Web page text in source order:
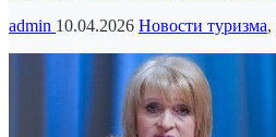
admin 10.04.2026 Новости туризма,